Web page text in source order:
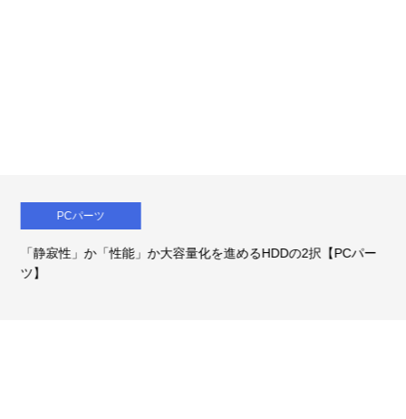
PCパーツ
「静寂性」か「性能」か大容量化を進めるHDDの2択【PCパー
ツ】